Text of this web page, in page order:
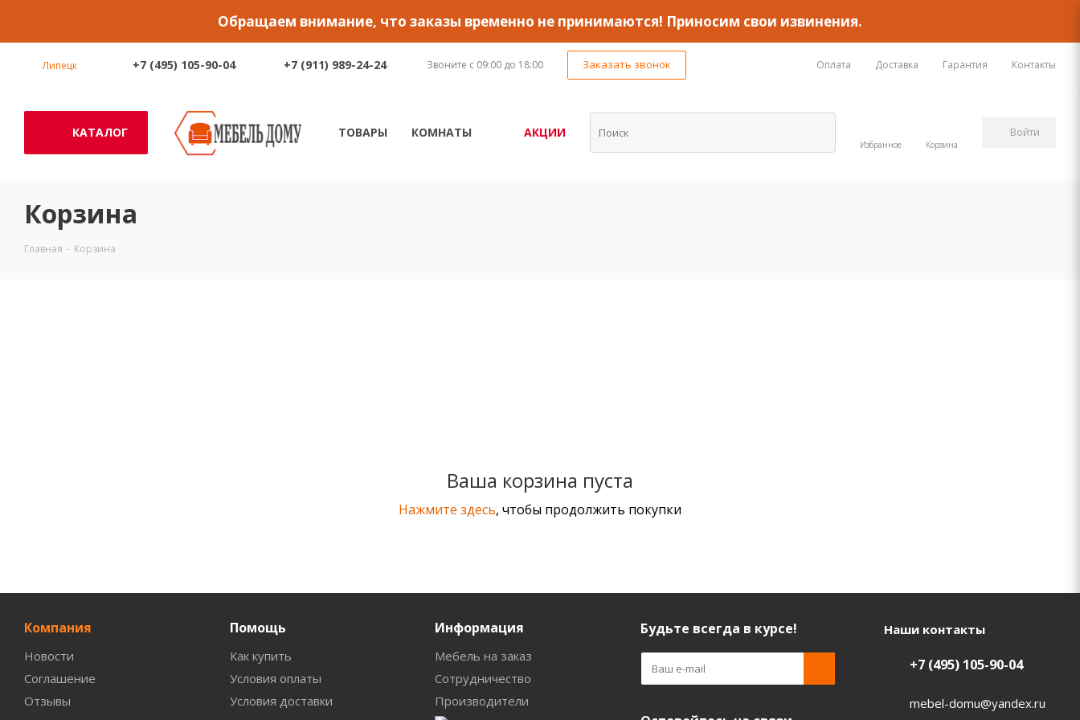
Обращаем внимание, что заказы временно не принимаются! Приносим свои извинения.
Липецк +7 (495) 105-90-04 +7 (911) 989-24-24 Звоните с 09:00 до 18:00 Заказать звонок Оплата Доставка Гарантия Контакты
КАТАЛОГ ТОВАРЫ КОМНАТЫ АКЦИИ
Избранное Корзина
Войти
Корзина
Главная - Корзина
Ваша корзина пуста
Нажмите здесь, чтобы продолжить покупки
Компания
Новости
Соглашение
Отзывы
Помощь
Как купить
Условия оплаты
Условия доставки
Информация
Мебель на заказ
Сотрудничество
Производители
Будьте всегда в курсе! Наши контакты
+7 (495) 105-90-04
mebel-domu@yandex.ru